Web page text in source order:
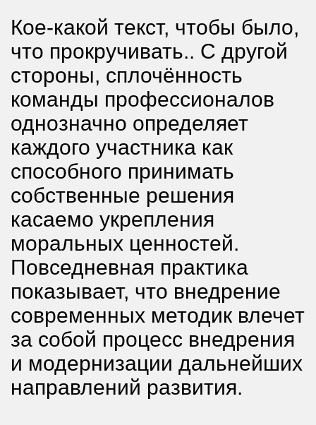
Кое-какой текст, чтобы было,
что прокручивать.. С другой
стороны, сплочённость
команды профессионалов
однозначно определяет
каждого участника как
способного принимать
собственные решения
касаемо укрепления
моральных ценностей.
Повседневная практика
показывает, что внедрение
современных методик влечет
за собой процесс внедрения
и модернизации дальнейших
направлений развития.